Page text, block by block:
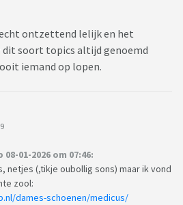
ontzettend lelijk en het
dit soort topics altijd genoemd
iemand op lopen.
01-2026 om 07:46:
netjes (,tikje oubollig sons) maar ik vond
zool:
dames-schoenen/medicus/